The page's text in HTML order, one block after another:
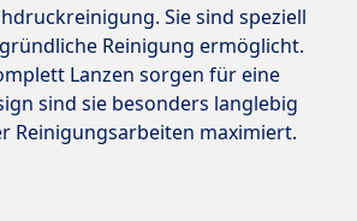
Sie sind speziell
Reinigung ermöglicht.
Lanzen sorgen für eine
sind sie besonders langlebig
Reinigungsarbeiten maximiert.